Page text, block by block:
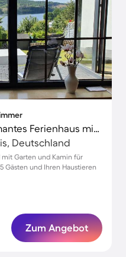
Voll ausgestattetes charmantes Ferienhaus mit Grill und Garten | Perfekt für die Arbeit von Zuhause | Haustiere sind willkommen
Deutschland
mit Garten und Kamin für
Gästen und Ihren Haustieren
Zum Angebot